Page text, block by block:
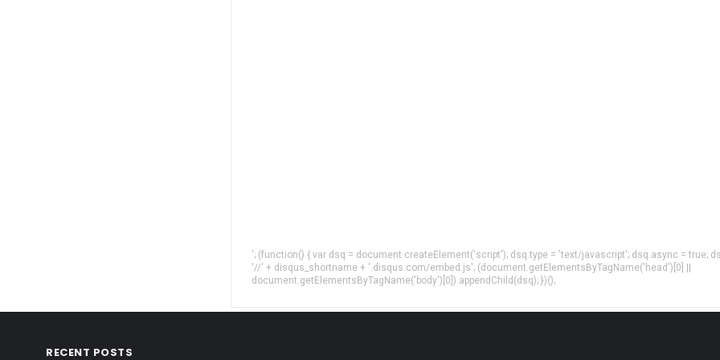
'; (function() { var dsq = document.createElement('script'); dsq.type = 'text/javascript'; dsq.async = true;
'//' + disqus_shortname + '.disqus.com/embed.js'; (document.getElementsByTagName('head')[0] ||
document.getElementsByTagName('body')[0]).appendChild(dsq); })();
RECENT POSTS